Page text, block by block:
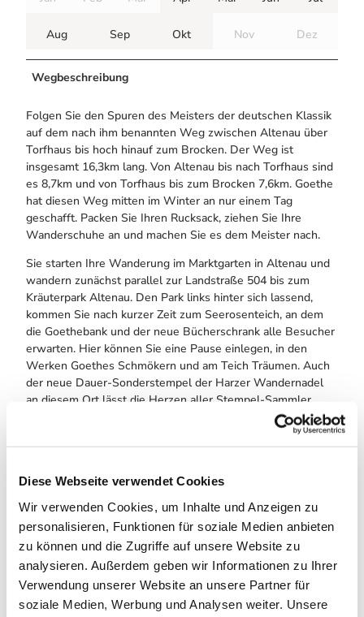
Diese Webseite verwendet Cookies
Wir verwenden Cookies, um Inhalte und Anzeigen zu
personalisieren, Funktionen für soziale Medien anbieten
zu können und die Zugriffe auf unsere Website zu
analysieren. Außerdem geben wir Informationen zu Ihrer
Verwendung unserer Website an unsere Partner für
soziale Medien, Werbung und Analysen weiter. Unsere
Aug Sep Okt Nov Dez
Wegbeschreibung
Folgen Sie den Spuren des Meisters der deutschen Klassik
auf dem nach ihm benannten Weg zwischen Altenau über
Torfhaus bis hoch hinauf zum Brocken. Der Weg ist
insgesamt 16,3km lang. Von Altenau bis nach Torfhaus sind
es 8,7km und von Torfhaus bis zum Brocken 7,6km. Goethe
hat diesen Weg mitten im Winter an nur einem Tag
geschafft. Packen Sie Ihren Rucksack, ziehen Sie Ihre
Wanderschuhe an und machen Sie es dem Meister nach.
Sie starten Ihre Wanderung im Marktgarten in Altenau und
wandern zunächst parallel zur Landstraße 504 bis zum
Kräuterpark Altenau. Den Park links hinter sich lassend,
kommen Sie nach kurzer Zeit zum Seerosenteich, an dem
die Goethebank und der neue Bücherschrank alle Besucher
erwarten. Hier können Sie eine Pause einlegen, in den
Werken Goethes Schmökern und am Teich Träumen. Auch
der neue Dauer-Sonderstempel der Harzer Wandernadel
an diesem Ort lässt die Herzen aller Stempel-Sammler
Frisch ausgeruht führt Sie die Wanderung weiter über das
Bestandteil der "Oberharzer Wasserwirtschaft", des
Bergbaus, das bereits seit 2010 UNESCO Weltkulturerbe
ist. Parallel zur Landstraße nach Torfhaus wandern Sie
weiter auf einem Waldweg bis zu Hedwigsblick und
überqueren die Grenze hoch hinauf in den Nationalpark
Harz.
Nach der Überquerung der Torfhaus-Straße wandern Sie